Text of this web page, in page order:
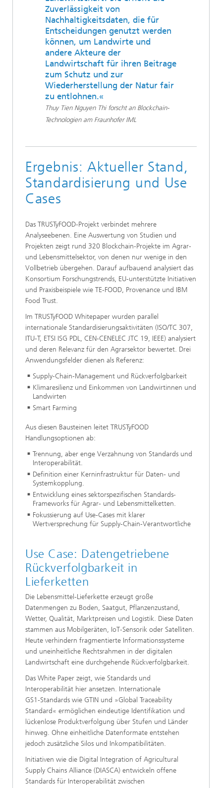
Zuverlässigkeit von
Nachhaltigkeitsdaten, die für
Entscheidungen genutzt werden
können, um Landwirte und
andere Akteure der
Landwirtschaft für ihren Beitrage
zum Schutz und zur
Wiederherstellung der Natur fair
zu entlohnen.«
Thuy Tien Nguyen Thi forscht an Blockchain-
Technologien am Fraunhofer IML
Ergebnis: Aktueller Stand,
Standardisierung und Use
Cases
Das TRUSTyFOOD‑Projekt verbindet mehrere
Analyseebenen. Eine Auswertung von Studien und
Projekten zeigt rund 320 Blockchain‑Projekte im Agrar‑
und Lebensmittelsektor, von denen nur wenige in den
Vollbetrieb übergehen. Darauf aufbauend analysiert das
Konsortium Forschungstrends, EU‑unterstützte Initiativen
und Praxisbeispiele wie TE‑FOOD, Provenance und IBM
Food Trust.
Im TRUSTyFOOD Whitepaper wurden parallel
internationale Standardisierungsaktivitäten (ISO/TC 307,
ITU‑T, ETSI ISG PDL, CEN‑CENELEC JTC 19, IEEE) analysiert
und deren Relevanz für den Agrarsektor bewertet. Drei
Anwendungsfelder dienen als Referenz:
Supply‑Chain‑Management und Rückverfolgbarkeit
Klimaresilienz und Einkommen von Landwirtinnen und
Landwirten
Smart Farming
Aus diesen Bausteinen leitet TRUSTyFOOD
Handlungsoptionen ab:
Trennung, aber enge Verzahnung von Standards und
Interoperabilität.
Definition einer Kerninfrastruktur für Daten- und
Systemkopplung.
Entwicklung eines sektorspezifischen Standards-
Frameworks für Agrar- und Lebensmittelketten.
Fokussierung auf Use-Cases mit klarer
Wertversprechung für Supply-Chain-Verantwortliche
Use Case: Datengetriebene
Rückverfolgbarkeit in
Lieferketten
Die Lebensmittel-Lieferkette erzeugt große
Datenmengen zu Boden, Saatgut, Pflanzenzustand,
Wetter, Qualität, Marktpreisen und Logistik. Diese Daten
stammen aus Mobilgeräten, IoT‑Sensorik oder Satelliten.
Heute verhindern fragmentierte Informationssysteme
und uneinheitliche Rechtsrahmen in der digitalen
Landwirtschaft eine durchgehende Rückverfolgbarkeit.
Das White Paper zeigt, wie Standards und
Interoperabilität hier ansetzen. Internationale
GS1‑Standards wie GTIN und »Global Traceability
Standard« ermöglichen eindeutige Identifikation und
lückenlose Produktverfolgung über Stufen und Länder
hinweg. Ohne einheitliche Datenformate entstehen
jedoch zusätzliche Silos und Inkompatibilitäten.
Initiativen wie die Digital Integration of Agricultural
Supply Chains Alliance (DIASCA) entwickeln offene
Standards für Interoperabilität zwischen